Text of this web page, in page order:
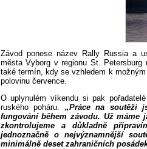
Závod ponese název Rally Russia a
města Vyborg v regionu St.
také termín, kdy se vzhledem k
polovinu července.
O uplynulém víkendu si pak
ruského poháru. „Práce na soutěži
fungování během závodu. Už
zkontrolujeme a důkladně
jednoznačně o nejvýznamnější
minimálně deset zahraničních